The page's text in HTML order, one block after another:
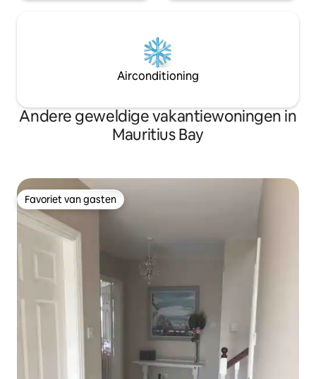
Airconditioning
Andere geweldige vakantiewoningen in
Mauritius Bay
Favoriet van gasten
Favoriet van gasten